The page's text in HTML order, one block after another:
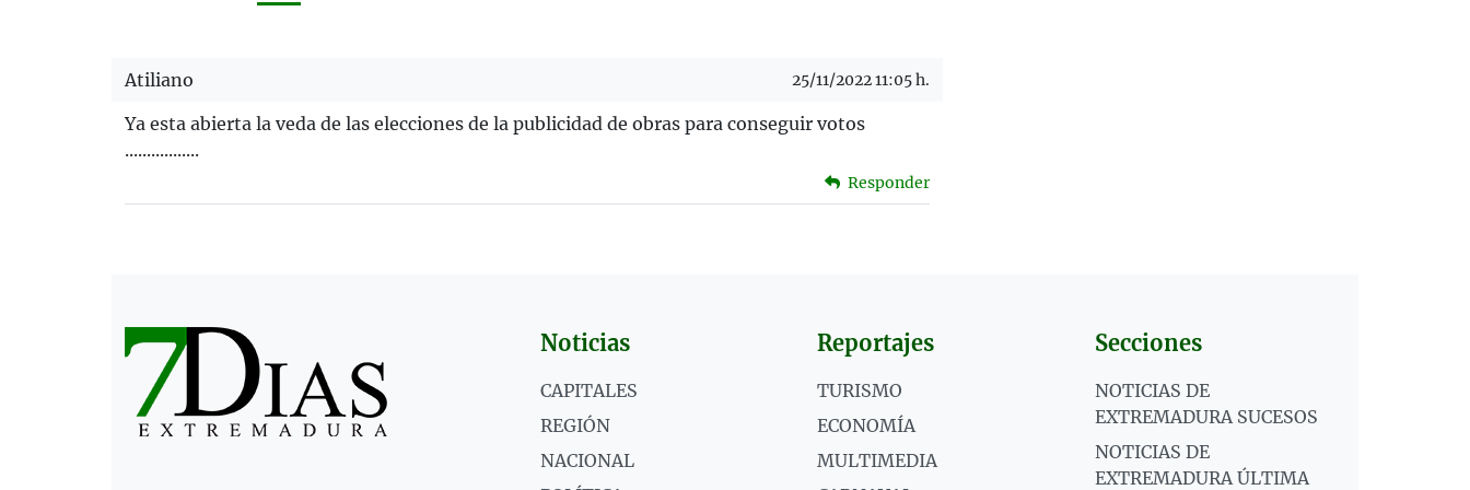
Atiliano 25/11/2022 11:05 h.
Ya esta abierta la veda de las elecciones de la publicidad de obras para conseguir votos
.................
Responder
Noticias
CAPITALES
REGIÓN
NACIONAL
Reportajes
TURISMO
ECONOMÍA
MULTIMEDIA
Secciones
NOTICIAS DE
EXTREMADURA SUCESOS
NOTICIAS DE
EXTREMADURA ÚLTIMA